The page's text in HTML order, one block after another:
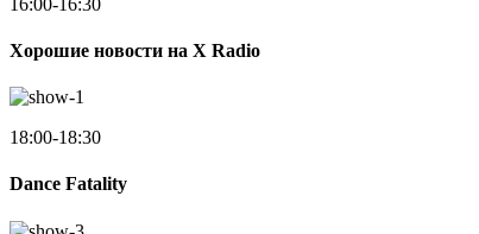
Хорошие новости на X Radio
18:00-18:30
Dance Fatality